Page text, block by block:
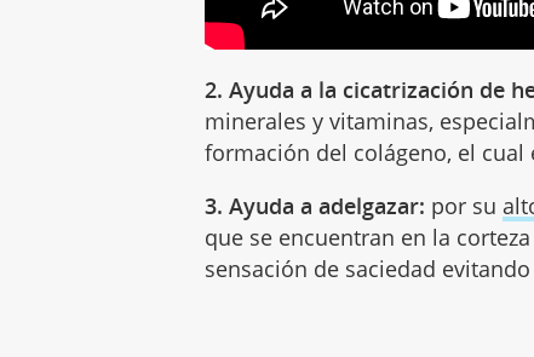
2. Ayuda a la cicatrización de
minerales y vitaminas,
formación del colágeno, el
3. Ayuda a adelgazar: por su
que se encuentran en la
sensación de saciedad